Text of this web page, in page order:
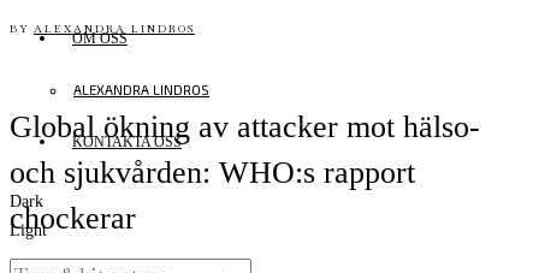
OM OSS
ALEXANDRA LINDROS
KONTAKTA OSS
Dark
Light
BY ALEXANDRA LINDROS
Global ökning av attacker mot hälso-
och sjukvården: WHO:s rapport
chockerar